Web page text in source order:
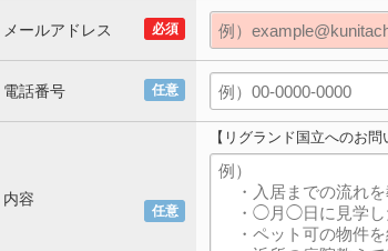
必須
メールアドレス
任意
電話番号
任意
内容
【リグランド国立へのお問